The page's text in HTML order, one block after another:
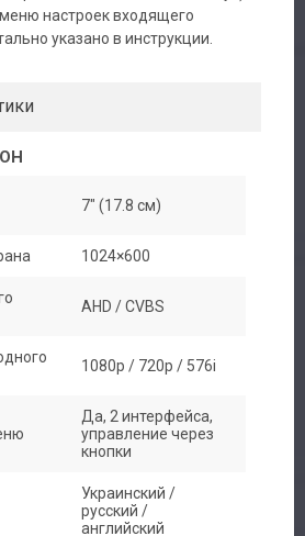
настроек входящего
указано в инструкции.
7" (17.8 см)
1024×600
AHD / CVBS
1080p / 720p / 576i
Да, 2 интерфейса,
управление через
кнопки
Украинский /
русский /
английский